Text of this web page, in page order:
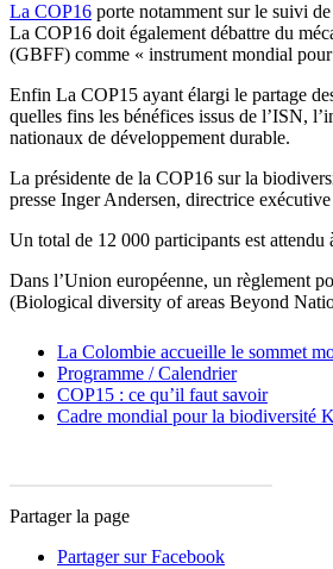
La COP16 porte notamment sur le suivi
La COP16 doit également débattre du
(GBFF) comme « instrument mondial
Enfin La COP15 ayant élargi le partage
quelles fins les bénéfices issus de l’ISN,
nationaux de développement durable.
La présidente de la COP16 sur la
presse Inger Andersen, directrice
Un total de 12 000 participants est
Dans l’Union européenne, un règlement
(Biological diversity of areas Beyond
La Colombie accueille le sommet
Programme / Calendrier
COP15 : ce qu’il faut savoir
Cadre mondial pour la biodiversité
Partager la page
Partager sur Facebook